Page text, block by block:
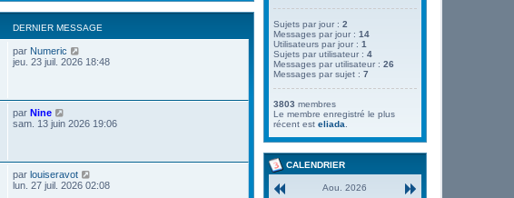
DERNIER MESSAGE
par Numeric
o
e
e
e
r
m
jeu. 23 juil. 2026 18:48
parNine
o
e
d
e
sam. 13 juin 2026 19:06
parlouiseravot
o
lun. 27 juil. 2026 02:08
Sujets par jour : 2
Messages par jour : 14
Utilisateurs par jour : 1
Sujets par utilisateur : 4
Messages par utilisateur : 26
Messages par sujet : 7
3803 membres
Le membre enregistré le plus
récent est eliada
CALENDRIER
Aou. 2026